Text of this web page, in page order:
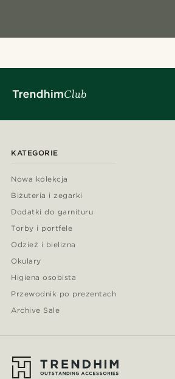
KATEGORIE
Nowa kolekcja
Biżuteria i zegarki
Dodatki do garnituru
Torby i portfele
Odzież i bielizna
Okulary
Higiena osobista
Przewodnik po prezentach
Archive Sale